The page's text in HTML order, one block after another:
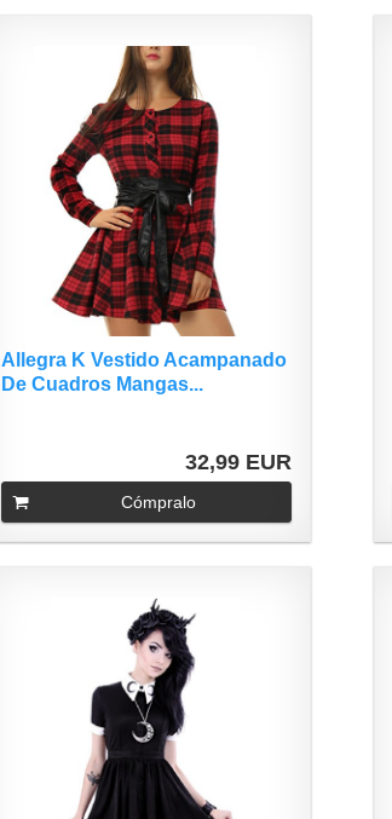
Allegra K Vestido Acampanado
De Cuadros Mangas...
32,99 EUR
Cómpralo